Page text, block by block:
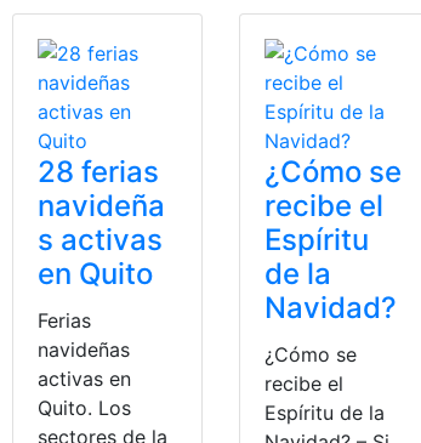
28 ferias
navideña
s activas
en Quito
Ferias
navideñas
activas en
Quito. Los
sectores de la
¿Cómo se
recibe el
Espíritu
de la
Navidad?
¿Cómo se
recibe el
Espíritu de la